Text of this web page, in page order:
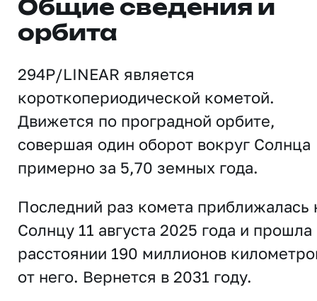
Общие сведения и
орбита
294P/LINEAR является
короткопериодической кометой.
Движется по проградной орбите,
совершая один оборот вокруг Солнца
примерно за 5,70 земных года.
Последний раз комета приближалась
Солнцу 11 августа 2025 года и прошла
расстоянии 190 миллионов
от него. Вернется в 2031 году.